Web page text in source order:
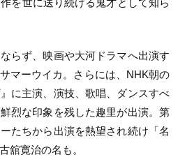
らず、映画や大河ドラマへ出演す
マーウイカ。さらには、NHK朝の
に主演、演技、歌唱、ダンスすべ
烈な印象を残した趣里が出演。第
たちから出演を熱望され続け「名
舘寛治の名も。